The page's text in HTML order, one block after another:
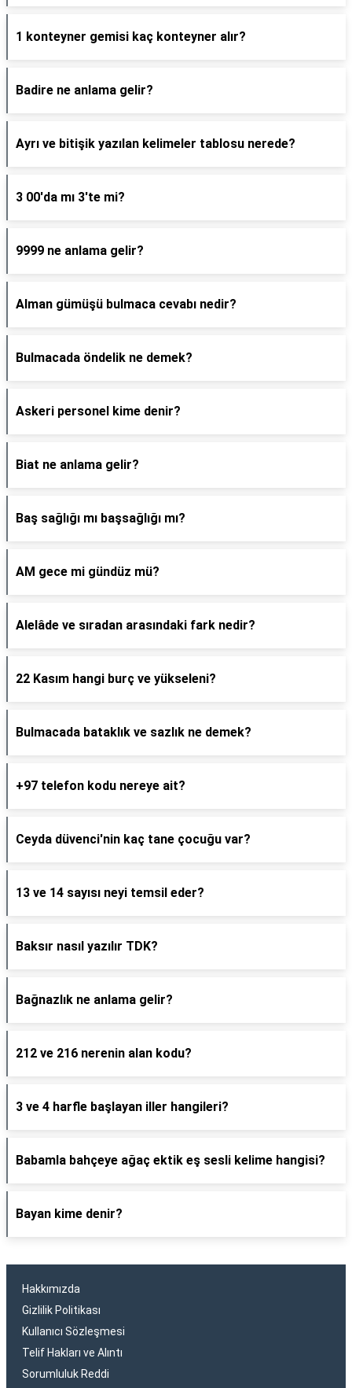
1 konteyner gemisi kaç konteyner alır?
Badire ne anlama gelir?
Ayrı ve bitişik yazılan kelimeler tablosu nerede?
3 00'da mı 3'te mi?
9999 ne anlama gelir?
Alman gümüşü bulmaca cevabı nedir?
Bulmacada öndelik ne demek?
Askeri personel kime denir?
Biat ne anlama gelir?
Baş sağlığı mı başsağlığı mı?
AM gece mi gündüz mü?
Alelâde ve sıradan arasındaki fark nedir?
22 Kasım hangi burç ve yükseleni?
Bulmacada bataklık ve sazlık ne demek?
+97 telefon kodu nereye ait?
Ceyda düvenci'nin kaç tane çocuğu var?
13 ve 14 sayısı neyi temsil eder?
Baksır nasıl yazılır TDK?
Bağnazlık ne anlama gelir?
212 ve 216 nerenin alan kodu?
3 ve 4 harfle başlayan iller hangileri?
Babamla bahçeye ağaç ektik eş sesli kelime hangisi?
Bayan kime denir?
Hakkımızda
Gizlilik Politikası
Kullanıcı Sözleşmesi
Telif Hakları ve Alıntı
Sorumluluk Reddi